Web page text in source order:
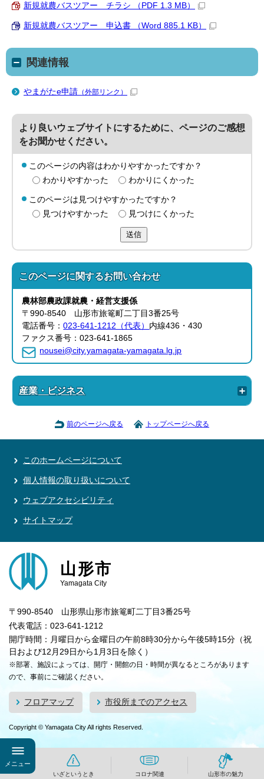
新規就農バスツアー チラシ （PDF 1.3 MB）
新規就農バスツアー 申込書 （Word 885.1 KB）
関連情報
やまがたe申請 （外部リンク）
より良いウェブサイトにするために、ページのご感想
をお聞かせください。
このページの内容はわかりやすかったですか？
わかりやすかった
わかりにくかった
このページは見つけやすかったですか？
見つけやすかった
見つけにくかった
送信
このページに関するお問い合わせ
農林部農政課就農・経営支援係
〒990-8540 山形市旅篭町二丁目3番25号
電話番号：023-641-1212（代表） 内線436・430
ファクス番号：023-641-1865
nousei@city.yamagata-yamagata.lg.jp
産業・ビジネス
前のページへ戻る トップページへ戻る
メニュー
いざというとき コロナ関連 山形市の魅力
このホームページについて
個人情報の取り扱いについて
ウェブアクセシビリティ
サイトマップ
山形市
Yamagata City
〒990-8540 山形県山形市旅篭町二丁目3番25号
代表電話：023-641-1212
開庁時間：月曜日から金曜日の午前8時30分から午後5時15分（祝
日および12月29日から1月3日を除く）
※部署、施設によっては、開庁・開館の日・時間が異なるところがあります
ので、事前にご確認ください。
フロアマップ 市役所までのアクセス
Copyright © Yamagata City All rights Reserved.